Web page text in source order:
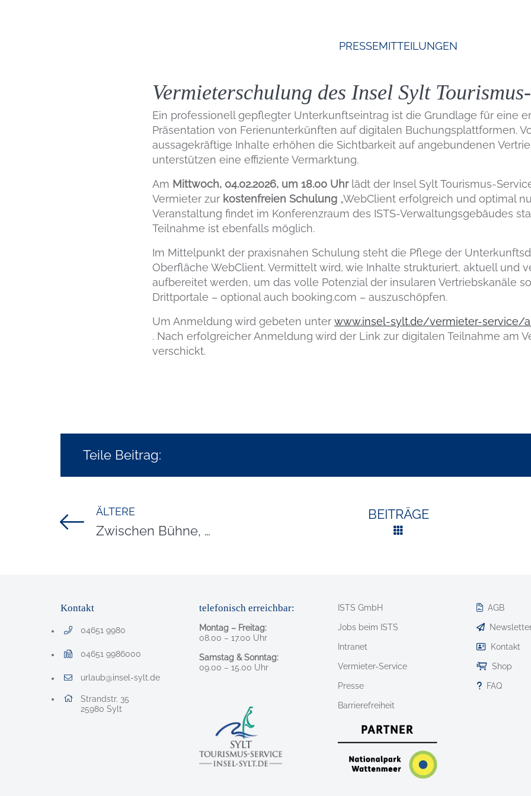
PRESSEMITTEILUNGEN
Vermieterschulung des Insel Sylt
Ein professionell gepflegter Unterkunftseintrag ist die Grundlage für eine
Präsentation von Ferienunterkünften auf digitalen Buchungsplattformen.
aussagekräftige Inhalte erhöhen die Sichtbarkeit auf angebundenen
unterstützen eine effiziente Vermarktung.
Am Mittwoch, 04.02.2026, um 18.00 Uhrlädt der Insel Sylt Tourismus-
Vermieter zur kostenfreien Schulung „WebClient erfolgreich und optimal
Veranstaltung findet im Konferenzraum des ISTS-Verwaltungsgebäudes
Teilnahme ist ebenfalls möglich.
Im Mittelpunkt der praxisnahen Schulung steht die Pflege der
Oberfläche WebClient. Vermittelt wird, wie Inhalte strukturiert, aktuell und
aufbereitet werden, um das volle Potenzial der insularen Vertriebskanäle
Drittportale – optional auch booking.com – auszuschöpfen.
Um Anmeldung wird gebeten unter www.insel-sylt.de/vermieter-service/
. Nach erfolgreicher Anmeldung wird der Link zur digitalen Teilnahme am
verschickt.
Teile Beitrag:
ÄLTERE
Titel für Beitrag
Zwischen Bühne, Kabeln und großen Namen
BEITRÄGE
Kontakt
04651 9980
Telefonnummer: 0 4 6 5 1 9 9 8 0
04651 9986000
Faxnummer: 0 4 6 5 1 9 9 8 6 0 0 0
urlaub@insel-sylt.de
E-Mail Adresse: urlaub@insel-sylt.de
Adresse:
Strandstr. 35
25980 , 2 5 9 8 0
Sylt
telefonisch erreichbar:
Montag – Freitag:
08.00 – 17.00 Uhr
Samstag & Sonntag:
09.00 – 15.00 Uhr
ISTS GmbH
Jobs beim ISTS
Intranet
Vermieter-Service
Presse
Barrierefreiheit
AGB
Kontakt
Shop
FAQ